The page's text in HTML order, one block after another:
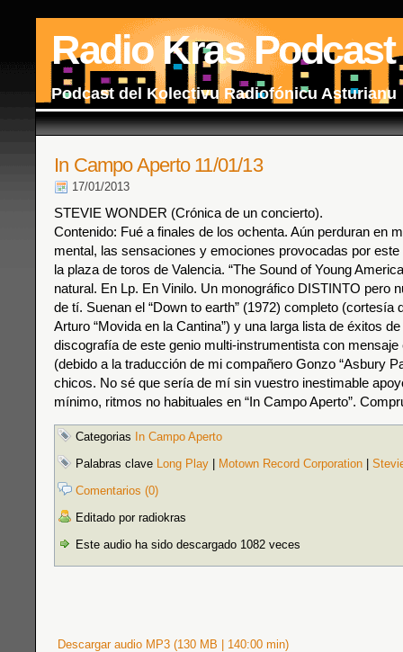
Radio Kras Podcast
Podcast del Kolectivu Radiofónicu Asturianu
In Campo Aperto 11/01/13
17/01/2013
STEVIE WONDER (Crónica de un concierto).
Contenido: Fué a finales de los ochenta. Aún perduran en
mental, las sensaciones y emociones provocadas por
la plaza de toros de Valencia. “The Sound of Young
natural. En Lp. En Vinilo. Un monográfico DISTINTO pero
de tí. Suenan el “Down to earth” (1972) completo (cortesía
Arturo “Movida en la Cantina”) y una larga lista de éxitos
discografía de este genio multi-instrumentista con mensaje
(debido a la traducción de mi compañero Gonzo “Asbury
chicos. No sé que sería de mí sin vuestro inestimable
mínimo, ritmos no habituales en “In Campo Aperto”.
Categorias In Campo Aperto
Palabras clave Long Play Motown Record Corporation
Comentarios (0)
Editado por radiokras
Este audio ha sido descargado 1082 veces
Descargar audio MP3 (130 MB | 140:00 min)